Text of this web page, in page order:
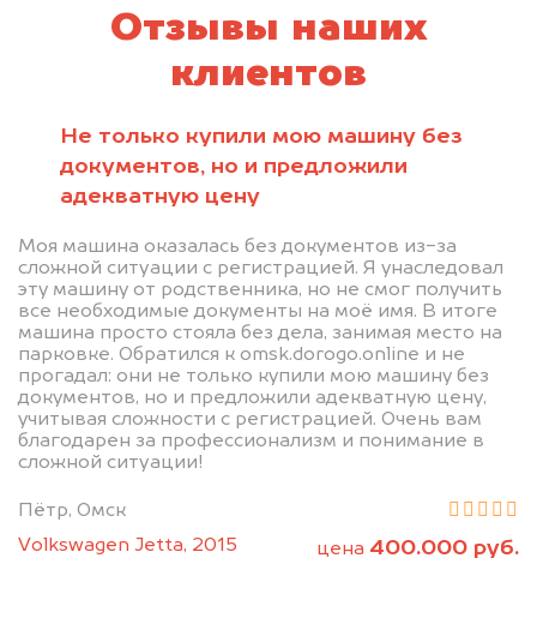
Отзывы наших
клиентов
Не только купили мою машину без
документов, но и предложили
адекватную цену
Моя машина оказалась без документов из-за
сложной ситуации с регистрацией. Я унаследовал
эту машину от родственника, но не смог получить
все необходимые документы на моё имя. В итоге
машина просто стояла без дела, занимая место на
парковке. Обратился к omsk.dorogo.online и не
прогадал: они не только купили мою машину без
документов, но и предложили адекватную цену,
учитывая сложности с регистрацией. Очень вам
благодарен за профессионализм и понимание в
сложной ситуации!
Пётр, Омск
Volkswagen Jetta, 2015
цена 400.000 руб.